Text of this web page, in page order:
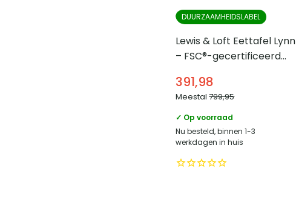
DUURZAAMHEIDSLABEL
Lewis & Loft Eettafel Lynn
– FSC®-gecertificeerd
391,98
Meestal799,95
✓ Op voorraad
Nu besteld, binnen 1-3
werkdagen in huis